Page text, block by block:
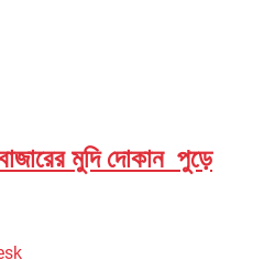
মুদি দোকান পুড়ে